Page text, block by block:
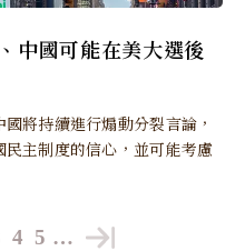
中國可能在美大選後
將持續進行煽動分裂言論，
主制度的信心，並可能考慮
4 5 …